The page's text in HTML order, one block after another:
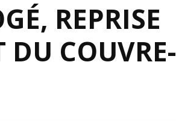
REPRISE
DU COUVRE-